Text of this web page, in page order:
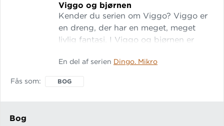
Viggo og bjørnen
Kender du serien om Viggo? Viggo er
en dreng, der har en meget, meget
livlig fantasi. I Viggo og bjørnen er
familie. Viggo mener helt bestemt, at
En del af serien Dingo. Mikro
Fås som BOG
Bog